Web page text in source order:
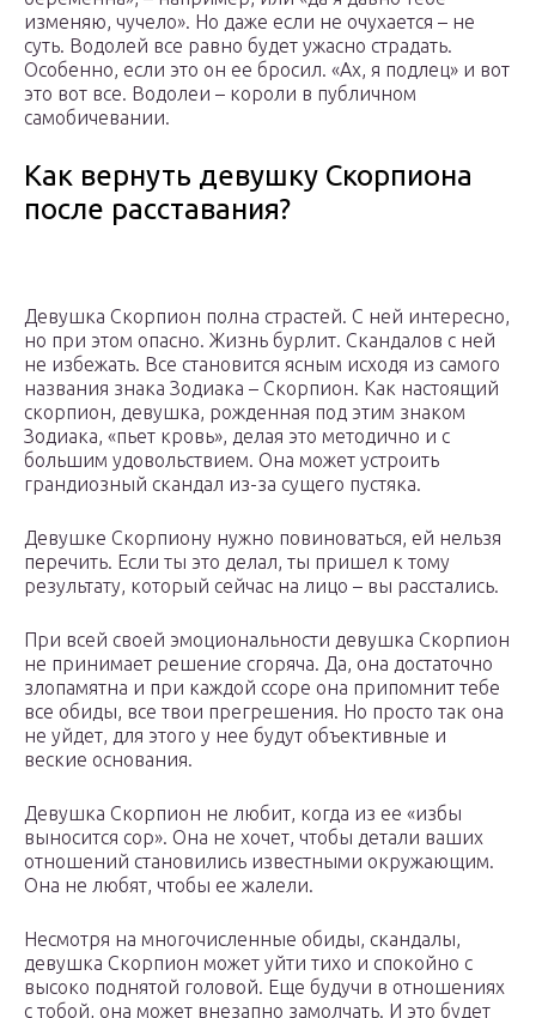
изменяю, чучело». Но даже если не очухается – не
суть. Водолей все равно будет ужасно страдать.
Особенно, если это он ее бросил. «Ах, я подлец» и вот
это вот все. Водолеи – короли в публичном
самобичевании.
Как вернуть девушку Скорпиона
после расставания?
Девушка Скорпион полна страстей. С ней интересно,
но при этом опасно. Жизнь бурлит. Скандалов с ней
не избежать. Все становится ясным исходя из самого
названия знака Зодиака – Скорпион. Как настоящий
скорпион, девушка, рожденная под этим знаком
Зодиака, «пьет кровь», делая это методично и с
большим удовольствием. Она может устроить
грандиозный скандал из-за сущего пустяка.
Девушке Скорпиону нужно повиноваться, ей нельзя
перечить. Если ты это делал, ты пришел к тому
результату, который сейчас на лицо – вы расстались.
При всей своей эмоциональности девушка Скорпион
не принимает решение сгоряча. Да, она достаточно
злопамятна и при каждой ссоре она припомнит тебе
все обиды, все твои прегрешения. Но просто так она
не уйдет, для этого у нее будут объективные и
веские основания.
Девушка Скорпион не любит, когда из ее «избы
выносится сор». Она не хочет, чтобы детали ваших
отношений становились известными окружающим.
Она не любят, чтобы ее жалели.
Несмотря на многочисленные обиды, скандалы,
девушка Скорпион может уйти тихо и спокойно с
высоко поднятой головой. Еще будучи в отношениях
с тобой, она может внезапно замолчать. И это будет